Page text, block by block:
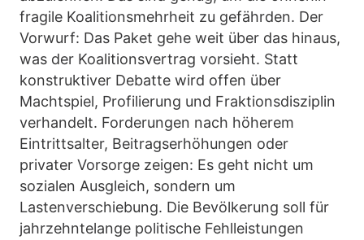
fragile Koalitionsmehrheit zu gefährden. Der
Vorwurf: Das Paket gehe weit über das hinaus,
was der Koalitionsvertrag vorsieht. Statt
konstruktiver Debatte wird offen über
Machtspiel, Profilierung und Fraktionsdisziplin
verhandelt. Forderungen nach höherem
Eintrittsalter, Beitragserhöhungen oder
privater Vorsorge zeigen: Es geht nicht um
sozialen Ausgleich, sondern um
Lastenverschiebung. Die Bevölkerung soll für
jahrzehntelange politische Fehlleistungen